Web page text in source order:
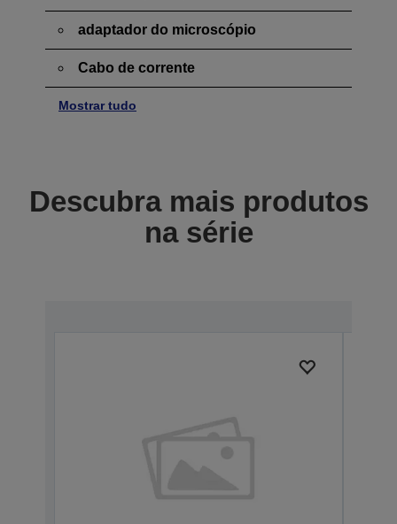
adaptador do microscópio
Cabo de corrente
Mostrar tudo
Descubra mais produtos
na série